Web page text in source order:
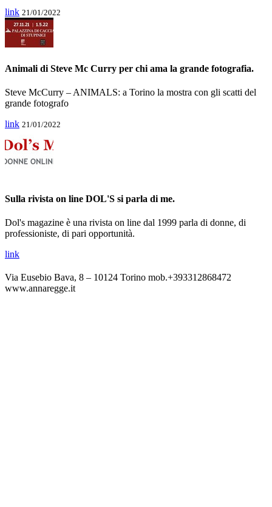
link 21/01/2022
Animali di Steve Mc Curry per chi ama la grande fotografia.
Steve McCurry – ANIMALS: a Torino la mostra con gli scatti del
grande fotografo
link 21/01/2022
Sulla rivista on line DOL'S si parla di me.
Dol's magazine è una rivista on line dal 1999 parla di donne, di
professioniste, di pari opportunità.
link
Via Eusebio Bava, 8 – 10124 Torino mob.+393312868472
www.annaregge.it